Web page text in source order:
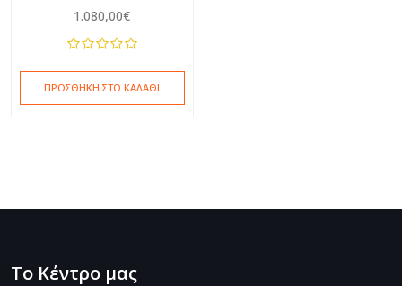
1.080,00€
ΠΡΟΣΘΉΚΗ ΣΤΟ ΚΑΛΆΘΙ
Το Κέντρο μας